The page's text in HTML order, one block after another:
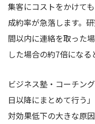
集客にコストをかけて
成約率が急落します。
間以内に連絡を取った
した場合の約7倍になる
ビジネス塾・コーチン
日以降にまとめて行う
対効果低下の大きな原